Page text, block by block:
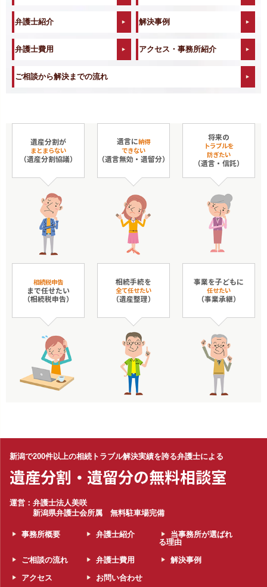
弁護士紹介 解決事例
弁護士費用 アクセス・事務所紹介
ご相談から解決までの流れ
遺産分割が
まとまらない
（遺産分割協議）
遺言に納得
できない
（遺言無効・遺留分）
将来の
トラブルを
防ぎたい
（遺言・信託）
相続税申告
まで任せたい
（相続税申告）
相続手続を
全て任せたい
（遺産整理）
事業を子どもに
任せたい
（事業承継）
新潟で200件以上の相続トラブル解決実績を誇る弁護士による
遺産分割・遺留分の無料相談室
運営：弁護士法人美咲
新潟県弁護士会所属 無料駐車場完備
事務所概要 弁護士紹介
当事務所が選ばれ
る理由
ご相談の流れ
弁護士費用
解決事例
アクセス
お問い合わせ